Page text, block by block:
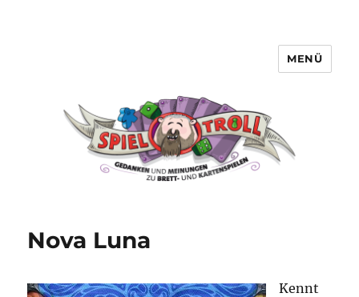
MENÜ
Nova Luna
Kennt